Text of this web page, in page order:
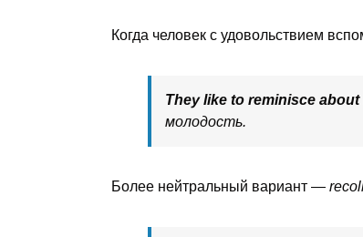
Когда человек с удовольствием
They like to reminisce
молодость.
Более нейтральный вариант —